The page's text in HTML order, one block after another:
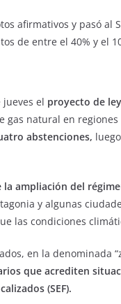
afirmativos y pasó al
de entre el 40% y el
jueves el proyecto de
gas natural en
abstenciones,
ampliación del
y algunas
las condiciones
en la denominada
que acrediten
(SEF).